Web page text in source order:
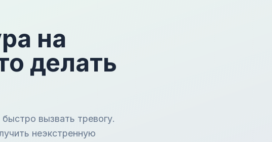
на
делать
вызвать тревогу.
неэкстренную